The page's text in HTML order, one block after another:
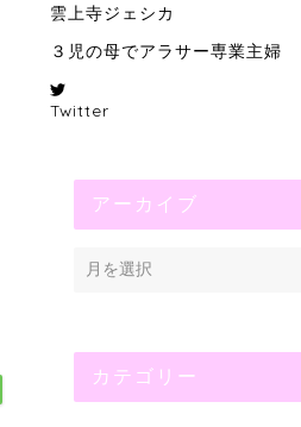
雲上寺ジェシカ
３児の母でアラサー専業主婦
Twitter
アーカイブ
カテゴリー